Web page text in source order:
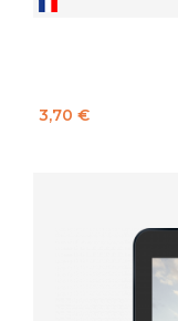
Prix
3,70 €